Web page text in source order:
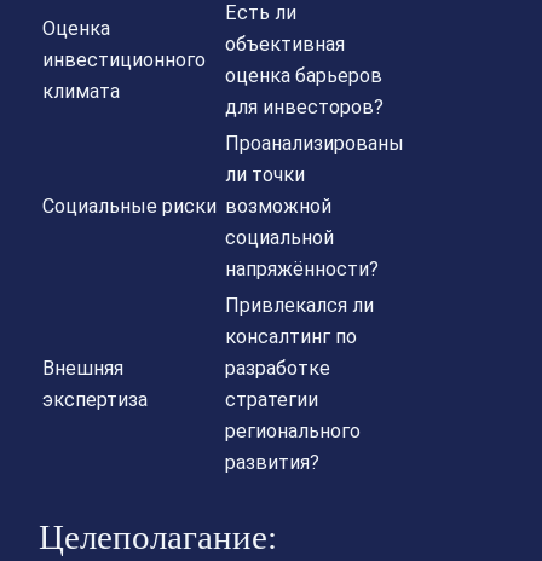
Оценка
инвестиционного
климата
Есть ли
объективная
оценка барьеров
для инвесторов?
Социальные риски
Проанализированы
ли точки
возможной
социальной
напряжённости?
Внешняя
экспертиза
Привлекался ли
консалтинг по
разработке
стратегии
регионального
развития?
Целеполагание: